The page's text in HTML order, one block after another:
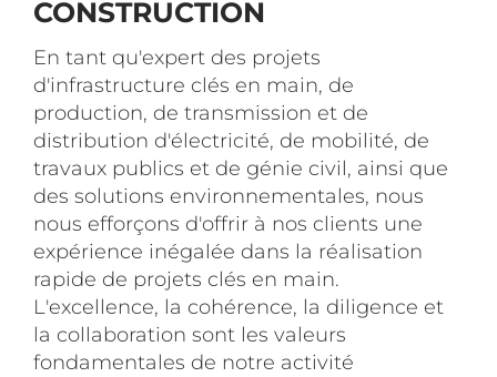
CONSTRUCTION
En tant qu'expert des projets
d'infrastructure clés en main, de
production, de transmission et de
distribution d'électricité, de mobilité, de
travaux publics et de génie civil, ainsi que
des solutions environnementales, nous
nous efforçons d'offrir à nos clients une
expérience inégalée dans la réalisation
rapide de projets clés en main.
L'excellence, la cohérence, la diligence et
la collaboration sont les valeurs
fondamentales de notre activité